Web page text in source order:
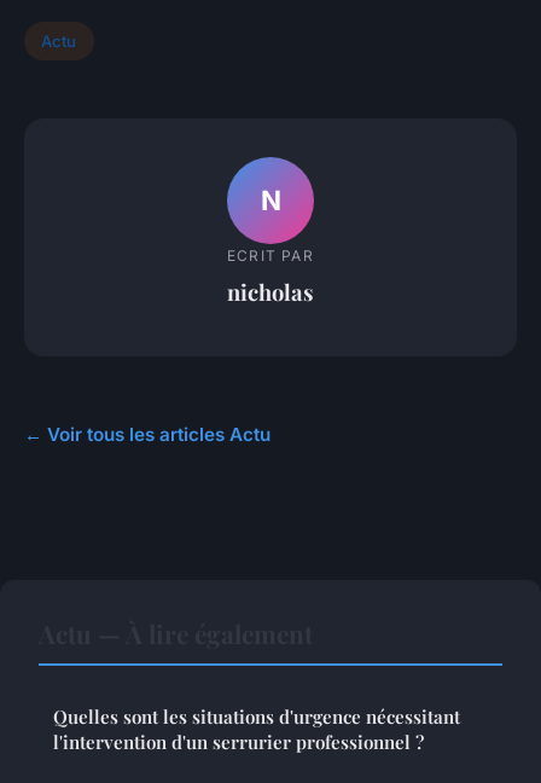
Actu
N
ECRIT PAR
nicholas
← Voir tous les articles Actu
Quelles sont les situations d'urgence nécessitant
l'intervention d'un serrurier professionnel ?